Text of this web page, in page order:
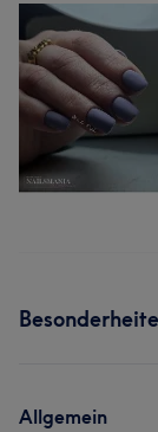
Allgemein